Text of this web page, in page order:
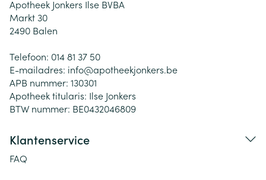
Apotheek Jonkers Ilse BVBA
Markt 30
2490 Balen
Telefoon: 014 81 37 50
E-mailadres: info@apotheekjonkers.be
APB nummer: 130301
Apotheek titularis: Ilse Jonkers
BTW nummer: BE0432046809
Klantenservice
FAQ